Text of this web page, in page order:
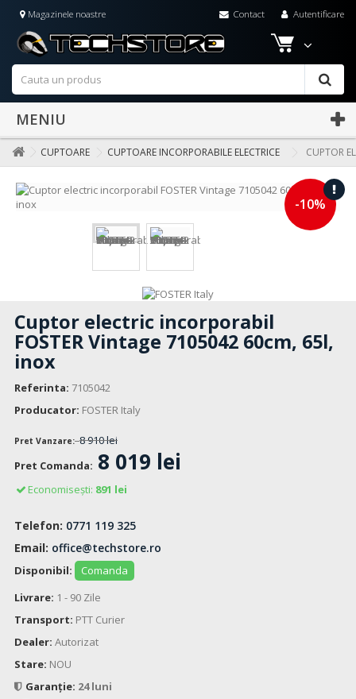
Autentificare
Contact
Magazinele noastre
MENIU
CUPTOARE CUPTOARE INCORPORABILE ELECTRICE CUPTOR
-10%
Cuptor electric incorporabil
FOSTER Vintage 7105042 60cm, 65l,
inox
Referinta: 7105042
Producator: FOSTER Italy
Pret Vanzare: 8 910 lei
Pret Comanda: 8 019 lei
Economisești: 891 lei
Telefon: 0771 119 325
Email: office@techstore.ro
Disponibil:
Comanda
Livrare: 1 - 90 Zile
Transport: PTT Curier
Dealer: Autorizat
Stare: NOU
Garanție: 24 luni